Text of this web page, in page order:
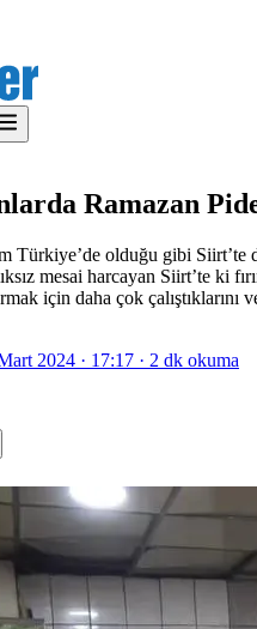
Ramazan
Türkiye’de olduğu gibi Siirt’te
mesai harcayan Siirt’te ki
için daha çok çalıştıklarını
2024 · 17:17 · 2 dk okuma